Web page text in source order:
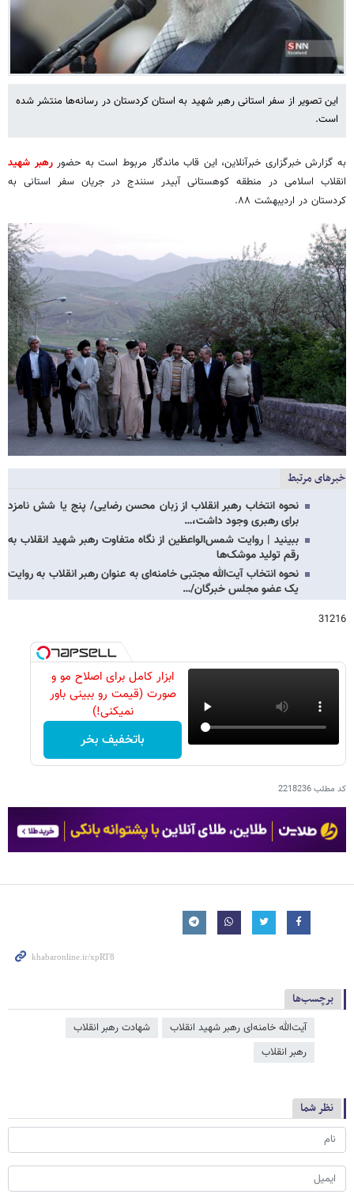
این تصویر از سفر استانی رهبر شهید به استان کردستان در رسانه‌ها منتشر شده
است.
به گزارش خبرگزاری خبرآنلاین، این قاب ماندگار مربوط است به حضوررهبر شهید
انقلاب اسلامی در منطقه کوهستانی آبیدر سنندج در جریان سفر استانی به
کردستان در اردیبهشت ۸۸.
خبرهای مرتبط
نحوه انتخاب رهبر انقلاب از زبان محسن رضایی/ پنج یا شش نامزد
برای رهبری وجود داشت،…
ببینید | روایت شمس‌الواعظین از نگاه متفاوت رهبر شهید انقلاب به
رقم تولید موشک‌ها
نحوه انتخاب آیت‌الله مجتبی خامنه‌ای به عنوان رهبر انقلاب به روایت
یک عضو مجلس خبرگان/…
31216
ابزار کامل برای اصلاح مو و
صورت (قیمت رو ببینی باور
نمیکنی!)
باتخفیف بخر
کد مطلب2218236
برچسب‌ها
آیت‌الله خامنه‌ای رهبر شهید انقلاب
شهادت رهبر انقلاب
رهبر انقلاب
نظر شما